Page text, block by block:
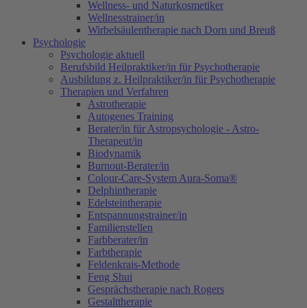
Wellness- und Naturkosmetiker
Wellnesstrainer/in
Wirbelsäulentherapie nach Dorn und Breuß
Psychologie
Psychologie aktuell
Berufsbild Heilpraktiker/in für Psychotherapie
Ausbildung z. Heilpraktiker/in für Psychotherapie
Therapien und Verfahren
Astrotherapie
Autogenes Training
Berater/in für Astropsychologie - Astro-
Therapeut/in
Biodynamik
Burnout-Berater/in
Colour-Care-System Aura-Soma®
Delphintherapie
Edelsteintherapie
Entspannungstrainer/in
Familienstellen
Farbberater/in
Farbtherapie
Feldenkrais-Methode
Feng Shui
Gesprächstherapie nach Rogers
Gestalttherapie